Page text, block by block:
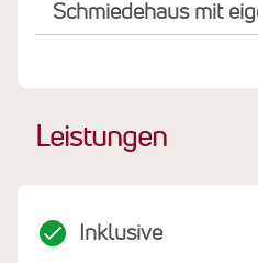
Schmiedehaus mit
Leistungen
Inklusive